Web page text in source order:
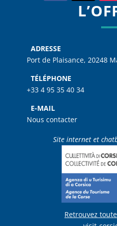
ADRESSE
Port de Plaisance, 20248
TÉLÉPHONE
+33 4 95 35 40 34
E-MAIL
Nous contacter
Site internet et
Retrouvez